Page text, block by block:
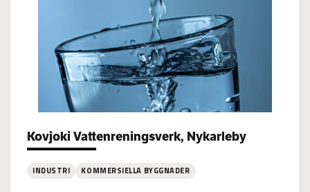
Kovjoki Vattenreningsverk, Nykarleby
Project types:
INDUSTRI KOMMERSIELLA BYGGNADER